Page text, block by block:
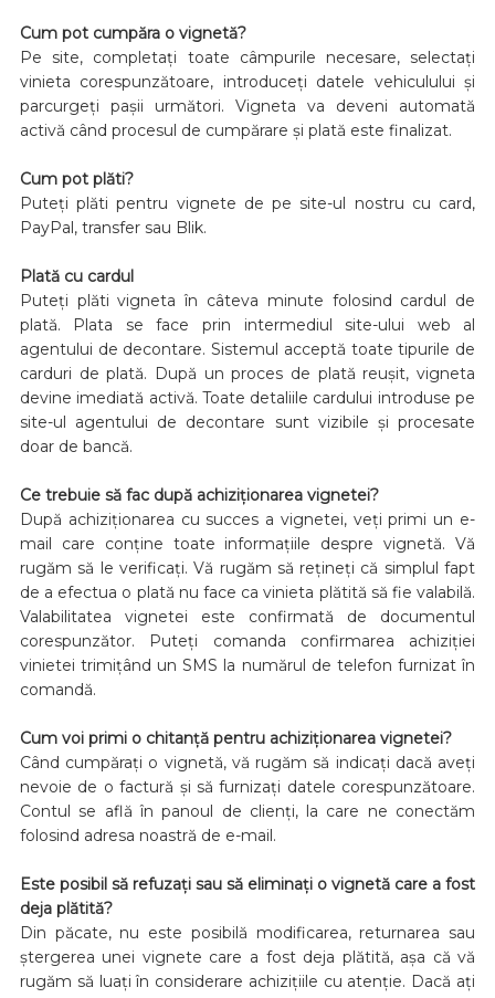
Cum pot cumpăra o vignetă?
Pe site, completați toate câmpurile necesare, selectați
vinieta corespunzătoare, introduceți datele vehiculului și
parcurgeți pașii următori. Vigneta va deveni automată
activă când procesul de cumpărare și plată este finalizat.
Cum pot plăti?
Puteți plăti pentru vignete de pe site-ul nostru cu card,
PayPal, transfer sau Blik.
Plată cu cardul
Puteți plăti vigneta în câteva minute folosind cardul de
plată. Plata se face prin intermediul site-ului web al
agentului de decontare. Sistemul acceptă toate tipurile de
carduri de plată. După un proces de plată reușit, vigneta
devine imediată activă. Toate detaliile cardului introduse pe
site-ul agentului de decontare sunt vizibile și procesate
doar de bancă.
Ce trebuie să fac după achiziționarea vignetei?
După achiziționarea cu succes a vignetei, veți primi un e-
mail care conține toate informațiile despre vignetă. Vă
rugăm să le verificați. Vă rugăm să rețineți că simplul fapt
de a efectua o plată nu face ca vinieta plătită să fie valabilă.
Valabilitatea vignetei este confirmată de documentul
corespunzător. Puteți comanda confirmarea achiziției
vinietei trimițând un SMS la numărul de telefon furnizat în
comandă.
Cum voi primi o chitanță pentru achiziționarea vignetei?
Când cumpărați o vignetă, vă rugăm să indicați dacă aveți
nevoie de o factură și să furnizați datele corespunzătoare.
Contul se află în panoul de clienți, la care ne conectăm
folosind adresa noastră de e-mail.
Este posibil să refuzați sau să eliminați o vignetă care a fost
deja plătită?
Din păcate, nu este posibilă modificarea, returnarea sau
ștergerea unei vignete care a fost deja plătită, așa că vă
rugăm să luați în considerare achizițiile cu atenție. Dacă ați